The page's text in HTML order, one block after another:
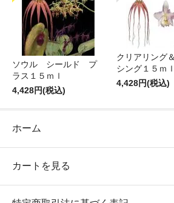
ソウル シールド プ
ラス１５ｍｌ
4,428円(税込)
クリアリング
シング１５ｍｌ
4,428円(税込)
ホーム
カートを見る